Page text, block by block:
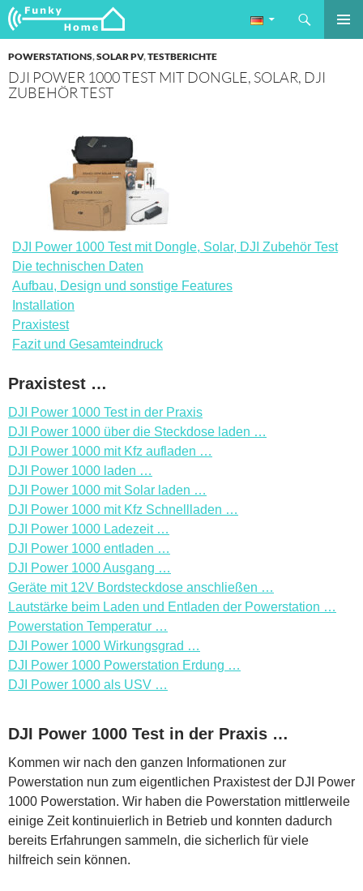
Funkyhome.de Online Magazin
Suchen
ZUM
POWERSTATIONS,SOLAR PV,TESTBERICHTE
DJI POWER 1000 TEST MIT DONGLE, SOLAR, DJI
ZUBEHÖR TEST
DJI Power 1000 Test mit Dongle, Solar, DJI Zubehör Test
Die technischen Daten
Aufbau, Design und sonstige Features
Installation
Praxistest
Fazit und Gesamteindruck
Praxistest …
DJI Power 1000 Test in der Praxis
DJI Power 1000 über die Steckdose laden …
DJI Power 1000 mit Kfz aufladen …
DJI Power 1000 laden …
DJI Power 1000 mit Solar laden …
DJI Power 1000 mit Kfz Schnellladen …
DJI Power 1000 Ladezeit …
DJI Power 1000 entladen …
DJI Power 1000 Ausgang …
Geräte mit 12V Bordsteckdose anschließen …
Lautstärke beim Laden und Entladen der Powerstation …
Powerstation Temperatur …
DJI Power 1000 Wirkungsgrad …
DJI Power 1000 Powerstation Erdung …
DJI Power 1000 als USV …
DJI Power 1000 Test in der Praxis …
Kommen wir nach den ganzen Informationen zur
Powerstation nun zum eigentlichen Praxistest der DJI Power
1000 Powerstation. Wir haben die Powerstation mittlerweile
einige Zeit kontinuierlich in Betrieb und konnten dadurch
bereits Erfahrungen sammeln, die sicherlich für viele
hilfreich sein können.